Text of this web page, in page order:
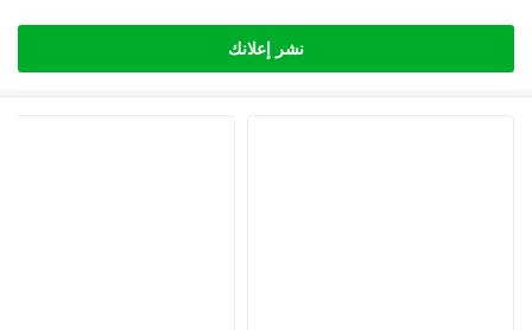
نشر إعلانك